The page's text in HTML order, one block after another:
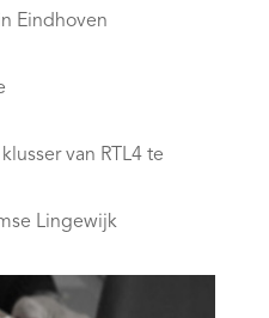
Eindhoven
van RTL4 te
Lingewijk